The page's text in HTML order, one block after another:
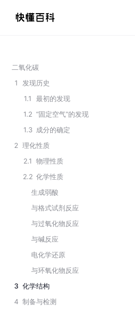
二氧化碳
1
发现历史
1.1
最初的发现
1.2 “固定空气”的发现
1.3 成分的确定
2 理化性质
2.1 物理性质
2.2 化学性质
生成弱酸
与格式试剂反应
与过氧化物反应
与碱反应
电化学还原
与环氧化物反应
3 化学结构
4 制备与检测